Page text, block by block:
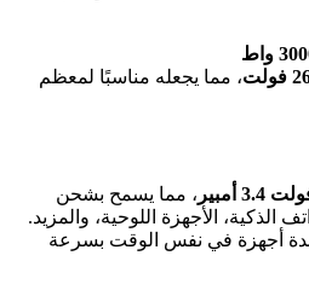
واط
، مما يجعله مناسبًا لمعظم
، مما يسمح بشحن
الذكية، الأجهزة اللوحية، والمزيد.
أجهزة في نفس الوقت بسرعة